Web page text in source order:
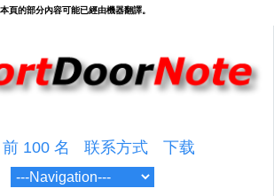
前 100 名 联系方式 下载